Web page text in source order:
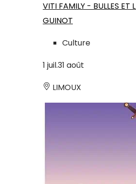
VITI FAMILY - BULLES ET
GUINOT
Culture
1 juil.31 août
LIMOUX